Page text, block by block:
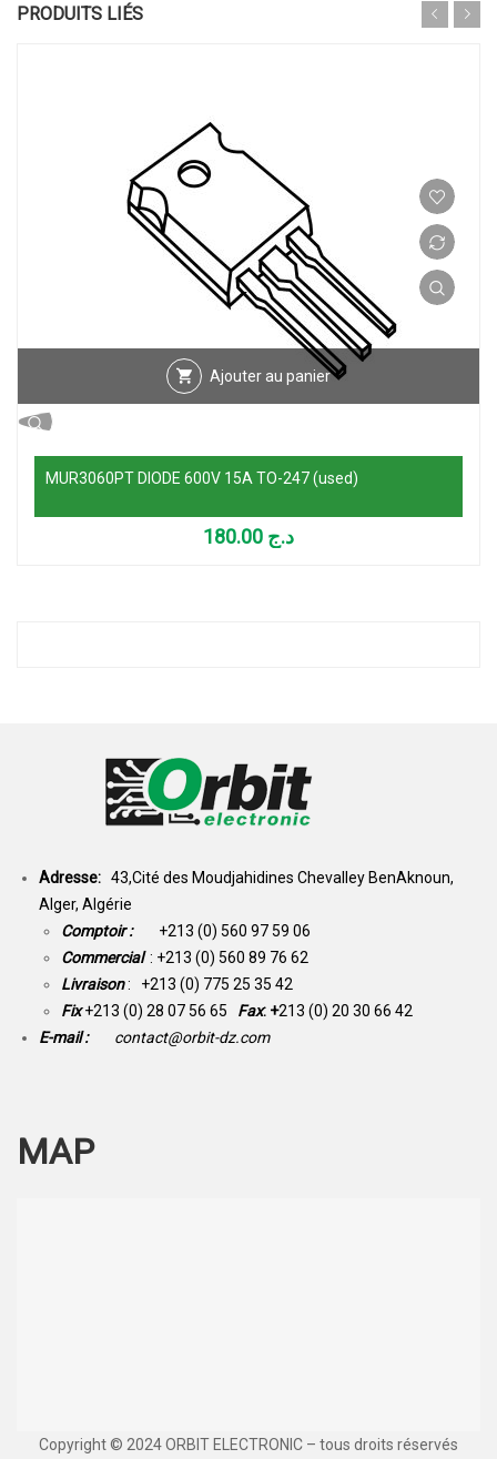
PRODUITS LIÉS
Ajouter au panier
MUR3060PT DIODE 600V 15A TO-247 (used)
د.ج
Adresse: 43,Cité des Moudjahidines Chevalley BenAknoun,
Alger, Algérie
Comptoir : +213 (0) 560 97 59 06
Commercial : +213 (0) 560 89 76 62
Livraison: +213 (0) 775 25 35 42
Fix +213 (0) 28 07 56 65 Fax: +213 (0) 20 30 66 42
E-mail :
contact@orbit-dz.com
MAP
Copyright © 2024 ORBIT ELECTRONIC – tous droits réservés